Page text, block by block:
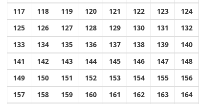
117
118 119 120 121 122 123
124
125
126 127 128 129 130 131
132
133
134 135 136 137 138 139
140
141
142 143 144 145 146 147
148
149
150 151 152 153 154 155
156
157
158 159 160 161 162 163
164